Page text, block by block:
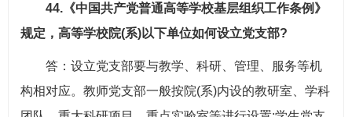
44.《中国共产党普通高等学校基层组织工作条例》
规定，高等学校院(系)以下单位如何设立党支部?
答：设立党支部要与教学、科研、管理、服务等机
构相对应。教师党支部一般按院(系)内设的教研室、学科